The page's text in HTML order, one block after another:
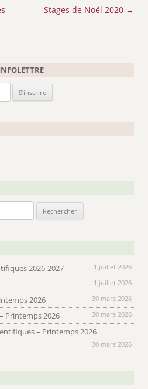
Stages de Noël 2020 →
2026-2027
1 juillet 2026
1 juillet 2026
2026 30 mars 2026
Printemps 2026 30 mars 2026
– Printemps 2026
30 mars 2026